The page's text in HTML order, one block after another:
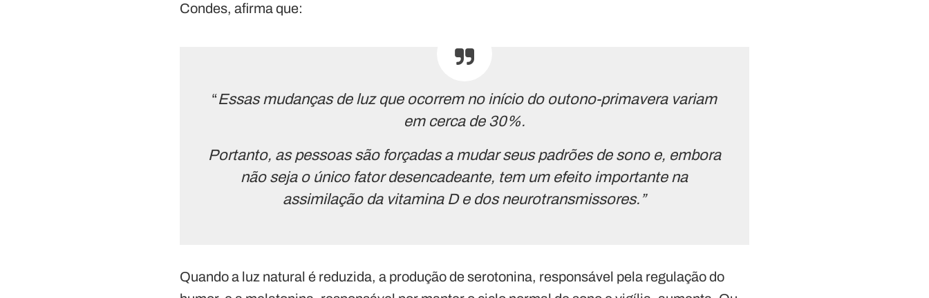
Condes, afirma que:
“Essas mudanças de luz que ocorrem no início do outono-primavera variam
em cerca de 30%.
Portanto, as pessoas são forçadas a mudar seus padrões de sono e, embora
não seja o único fator desencadeante, tem um efeito importante na
assimilação da vitamina D e dos neurotransmissores.”
Quando a luz natural é reduzida, a produção de serotonina, responsável pela regulação do